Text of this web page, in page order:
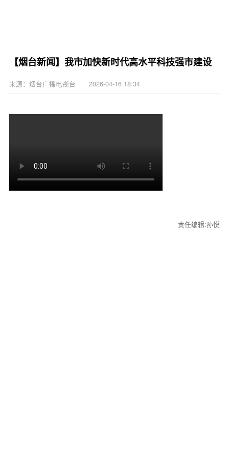
【烟台新闻】我市加快新时代高水平科技强市建设
来源：烟台广播电视台 2026-04-16 18:34
责任编辑:孙悦